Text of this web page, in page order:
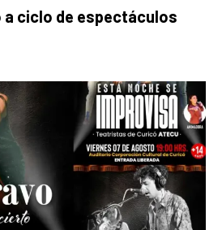
a ciclo de espectáculos